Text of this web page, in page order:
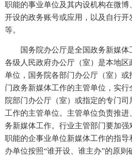
职能的事业单位及其内设机构在微博
开设的政务账号或应用，以及自行开
等。
国务院办公厅是全国政务新媒
各级人民政府办公厅（室）是本地区
单位，国务院各部门办公厅（室）或
门政务新媒体工作的主管单位，实
院部门办公厅（室）或指定的专门
工作的主管单位。主管单位负责推
务新媒体工作。行业主管部门要加强
职能的企事业单位新媒体工作的指导
办单位按照“谁开设、谁主办”的原